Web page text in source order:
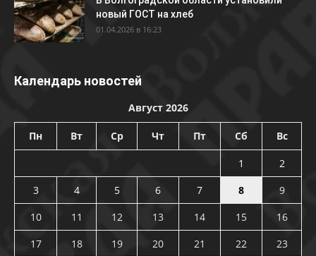
новый ГОСТ на хлеб
01.04.2026 в 16:23
Календарь новостей
Август 2026
Пн Вт Ср Чт Пт Сб Вс
1
2
3
4 5 6 7 8
9
10
11 12 13 14 15
16
17
18 19 20 21 22
23